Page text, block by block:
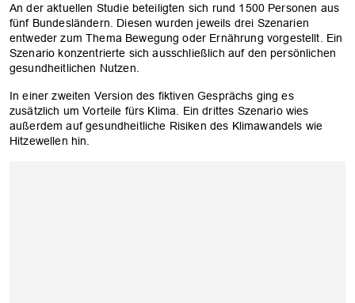
An der aktuellen Studie beteiligten sich rund 1500 Personen aus
fünf Bundesländern. Diesen wurden jeweils drei Szenarien
entweder zum Thema Bewegung oder Ernährung vorgestellt. Ein
Szenario konzentrierte sich ausschließlich auf den persönlichen
gesundheitlichen Nutzen.
In einer zweiten Version des fiktiven Gesprächs ging es
zusätzlich um Vorteile fürs Klima. Ein drittes Szenario wies
außerdem auf gesundheitliche Risiken des Klimawandels wie
Hitzewellen hin.